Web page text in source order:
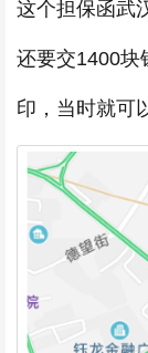
这个担保函武
还要交1400块
印，当时就可